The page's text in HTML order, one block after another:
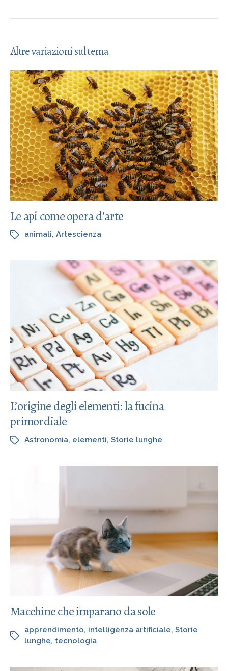
Altre variazioni sul tema
Le api come opera d’arte
animali, Artescienza
L’origine degli elementi: la fucina
primordiale
Astronomia, elementi, Storie lunghe
Macchine che imparano da sole
apprendimento, intelligenza artificiale, Storie
lunghe, tecnologia